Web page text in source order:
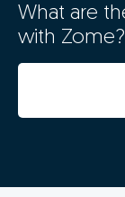
What are
with Zome?